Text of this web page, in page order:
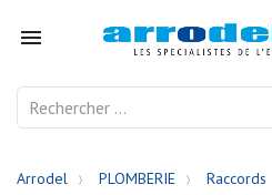

Arrodel PLOMBERIE Raccords